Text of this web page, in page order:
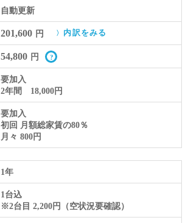
自動更新
201,600 円 内訳をみる
54,800 円
要加入
2年間 18,000円
要加入
初回 月額総家賃の80％
月々 800円
1年
1台込
※2台目 2,200円（空状況要確認）